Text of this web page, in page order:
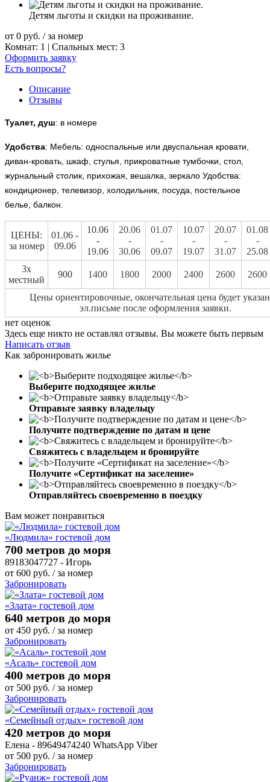
Детям льготы и скидки на проживание.
от 0 руб. / за номер
Комнат: 1 | Спальных мест: 3
Оформить заявку
Есть вопросы?
Описание
Отзывы
Туалет, душ: в номере
Удобства: Мебель: односпальные или двуспальная кровати,
диван-кровать, шкаф, стулья, прикроватные тумбочки, стол,
журнальный столик, прихожая, вешалка, зеркало Удобства:
кондиционер, телевизор, холодильник, посуда, постельное
белье, балкон.
ЦЕНЫ:
за номер
01.06 -
09.06
10.06
-
19.06
20.06
-
30.06
01.07
-
09.07
10.07
-
19.07
20.07
-
31.07
01.08
-
25.08
3х
местный
900 1400 1800 2000 2400 2600 2600
Цены ориентировочные, окончательная цена будет
эл.письме после оформления заявки.
нет оценок
Здесь еще никто не оставлял отзывы. Вы можете быть первым
Написать отзыв
Как забронировать жилье
Выберите подходящее жилье
Отправьте заявку владельцу
Получите подтверждение по датам и цене
Свяжитесь с владельцем и бронируйте
Получите «Сертификат на заселение»
Отправляйтесь своевременно в поездку
Вам может понравиться
«Людмила» гостевой дом
700 метров до моря
89183047727 - Игорь
от 600 руб. / за номер
Забронировать
«Злата» гостевой дом
640 метров до моря
от 450 руб. / за номер
Забронировать
«Асаль» гостевой дом
400 метров до моря
от 500 руб. / за номер
Забронировать
«Семейный отдых» гостевой дом
420 метров до моря
Елена - 89649474240 WhatsApp Viber
от 500 руб. / за номер
Забронировать